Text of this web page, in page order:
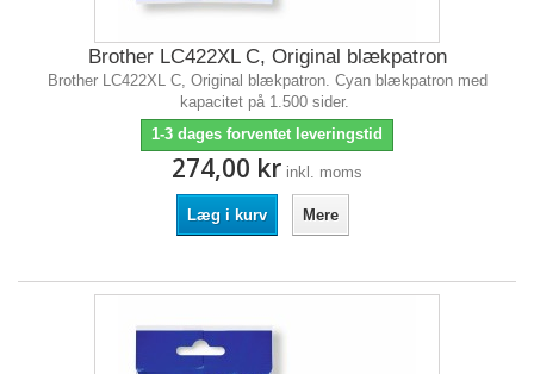
Brother LC422XL C, Original blækpatron
Brother LC422XL C, Original blækpatron. Cyan blækpatron med
kapacitet på 1.500 sider.
1-3 dages forventet leveringstid
274,00 kr inkl. moms
Læg i kurv Mere